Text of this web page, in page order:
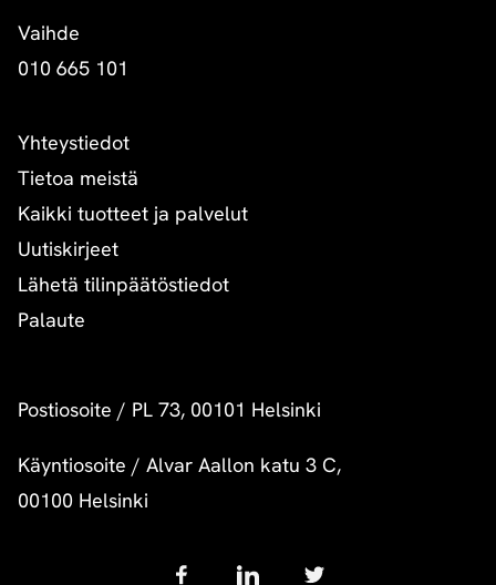
Vaihde
010 665 101
Yhteystiedot
Tietoa meistä
Kaikki tuotteet ja palvelut
Uutiskirjeet
Lähetä tilinpäätöstiedot
Palaute
Postiosoite / PL 73, 00101 Helsinki
Käyntiosoite / Alvar Aallon katu 3 C,
00100 Helsinki